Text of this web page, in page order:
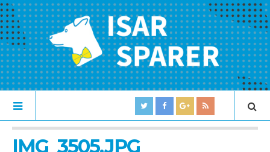
IMG_3505.JPG